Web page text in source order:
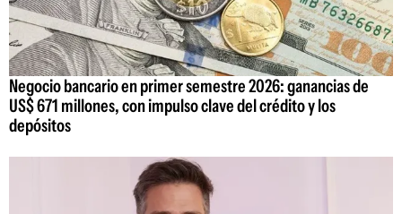
Negocio bancario en primer semestre 2026: ganancias de
US$ 671 millones, con impulso clave del crédito y los
depósitos